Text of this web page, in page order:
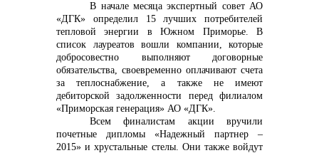
info@vostokcement.ru
В начале месяца экспертный совет АО
«ДГК» определил 15 лучших потребителей
тепловой энергии в Южном Приморье. В
список лауреатов вошли компании, которые
добросовестно выполняют договорные
обязательства, своевременно оплачивают счета
за теплоснабжение, а также не имеют
дебиторской задолженности перед филиалом
«Приморская генерация» АО «ДГК».
Всем финалистам акции вручили
почетные дипломы «Надежный партнер –
2015» и хрустальные стелы. Они также войдут